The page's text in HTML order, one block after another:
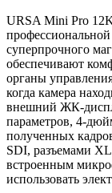
URSA Mini Pro
суперпрочного
обеспечивают
органы
когда камера
внешний ЖК-
параметров, 4-
полученных
SDI, разъемами
встроенным
использовать